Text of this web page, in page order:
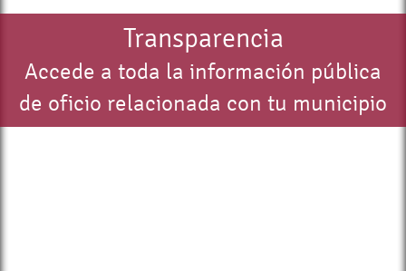
Transparencia
Accede a toda la información pública
de oficio relacionada con tu municipio